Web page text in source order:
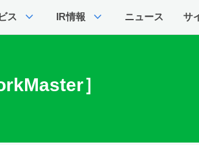
ス expand_more IR情報 expand_more ニュース サ
］